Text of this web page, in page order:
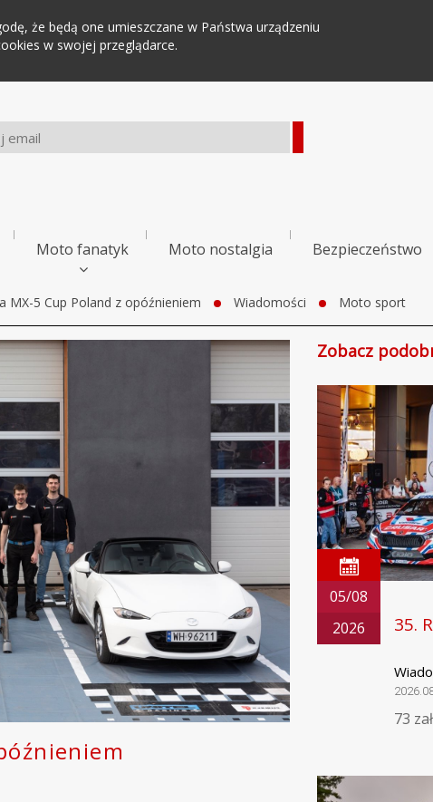
że będą one umieszczane w Państwa urządzeniu
w swojej przeglądarce.
Moto fanatyk Moto nostalgia Bezpieczeństwo
MX-5 Cup Poland z opóźnieniem Wiadomości Moto sport
Zobacz
05/08
2026
35.
73